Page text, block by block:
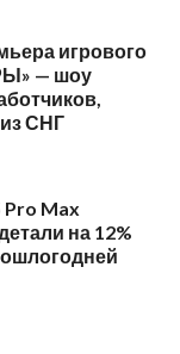
игрового
— шоу
СНГ
Pro Max
на 12%